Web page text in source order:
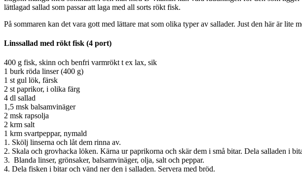
lättlagad sallad som passar att laga med all sorts rökt fisk.
På sommaren kan det vara gott med lättare mat som olika typer av sallader. Just den här är
Linssallad med rökt fisk (4 port)
400 g fisk, skinn och benfri varmrökt t ex lax, sik
1 burk röda linser (400 g)
1 st gul lök, färsk
2 st paprikor, i olika färg
4 dl sallad
1,5 msk balsamvinäger
2 msk rapsolja
2 krm salt
1 krm svartpeppar, nymald
1. Skölj linserna och låt dem rinna av.
2. Skala och grovhacka löken. Kärna ur paprikorna och skär dem i små bitar. Dela salladen i
3. Blanda linser, grönsaker, balsamvinäger, olja, salt och peppar.
4. Dela fisken i bitar och vänd ner den i salladen. Servera med bröd.